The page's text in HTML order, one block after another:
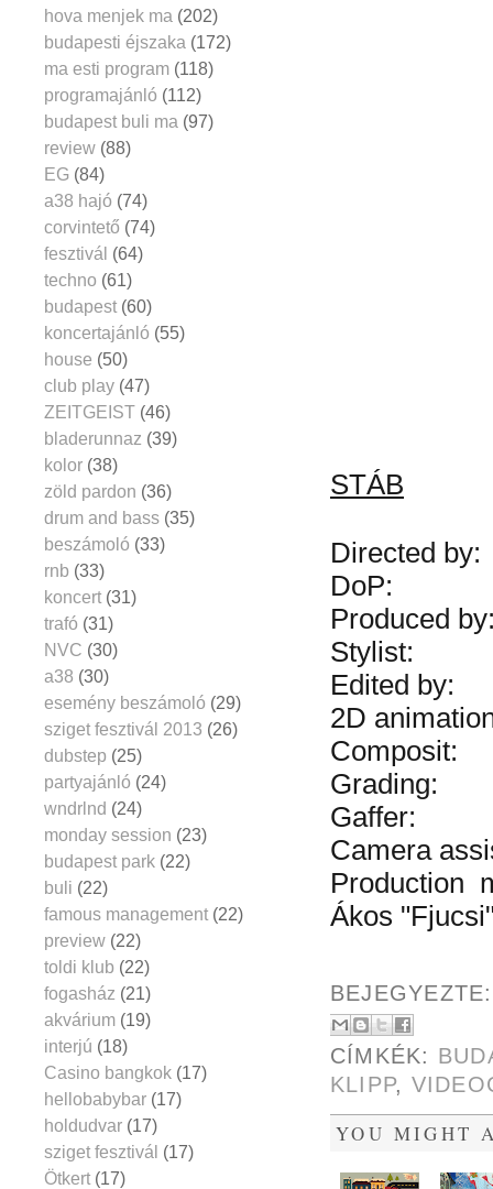
STÁB
Directed by:
DoP:
Produced
Stylist:
Edited by:
2D
Composit:
Grading:
Gaffer:
Camera
Production
Ákos
CÍMKÉK:
KLIPP,
YOU MIGHT
hova menjek ma (202)
budapesti éjszaka (172)
ma esti program (118)
programajánló (112)
budapest buli ma (97)
review (88)
EG (84)
a38 hajó (74)
corvintető (74)
fesztivál (64)
techno (61)
budapest (60)
koncertajánló (55)
house (50)
club play (47)
ZEITGEIST (46)
bladerunnaz (39)
kolor (38)
zöld pardon (36)
drum and bass (35)
beszámoló (33)
rnb (33)
koncert (31)
trafó (31)
NVC (30)
a38 (30)
esemény beszámoló (29)
sziget fesztivál 2013 (26)
dubstep (25)
partyajánló (24)
wndrlnd (24)
monday session (23)
budapest park (22)
buli (22)
famous management (22)
preview (22)
toldi klub (22)
fogasház (21)
akvárium (19)
interjú (18)
Casino bangkok (17)
hellobabybar (17)
holdudvar (17)
sziget fesztivál (17)
Ötkert (17)